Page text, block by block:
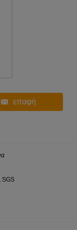
επαφή
SGS